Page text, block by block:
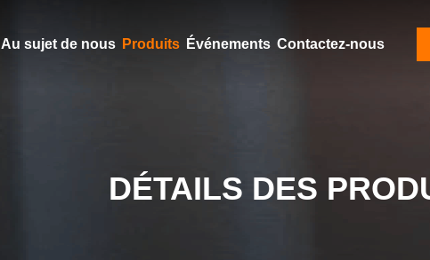
Au sujet de nous Produits Événements Contactez-nous
DÉTAILS DES